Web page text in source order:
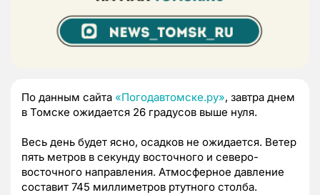
По данным сайта «Погодавтомске.ру», завтра днем
в Томске ожидается 26 градусов выше нуля.
Весь день будет ясно, осадков не ожидается. Ветер
пять метров в секунду восточного и северо-
восточного направления. Атмосферное давление
составит 745 миллиметров ртутного столба.